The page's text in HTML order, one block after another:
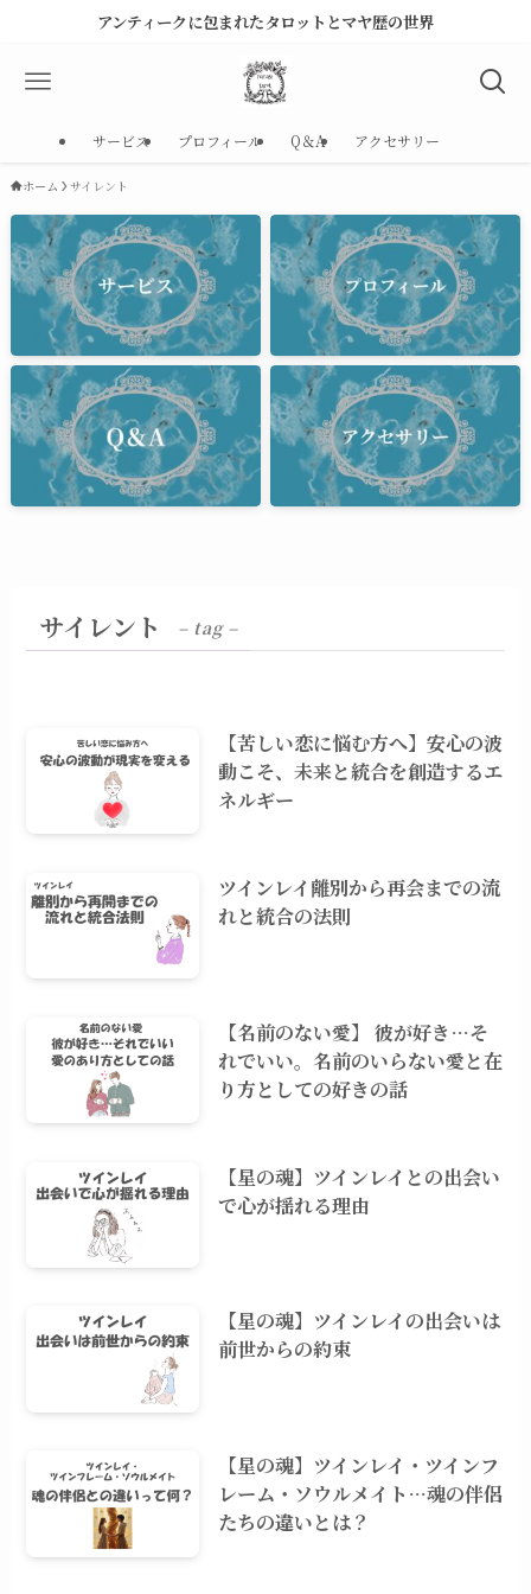
アンティークに包まれたタロットとマヤ歴の世界
サービス プロフィール Q＆A アクセサリー
ホーム サイレント
サイレント – tag –
【苦しい恋に悩む方へ】安心の波
動こそ、未来と統合を創造するエ
ネルギー
ツインレイ離別から再会までの流
れと統合の法則
【名前のない愛】 彼が好き…そ
れでいい。名前のいらない愛と在
り方としての好きの話
【星の魂】ツインレイとの出会い
で心が揺れる理由
【星の魂】ツインレイの出会いは
前世からの約束
【星の魂】ツインレイ・ツインフ
レーム・ソウルメイト…魂の伴侶
たちの違いとは？